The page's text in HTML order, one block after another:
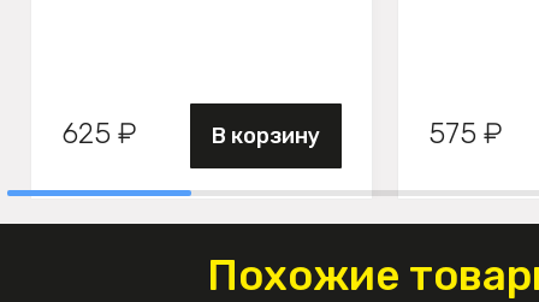
625 ₽ В корзину 575 ₽
Похожие